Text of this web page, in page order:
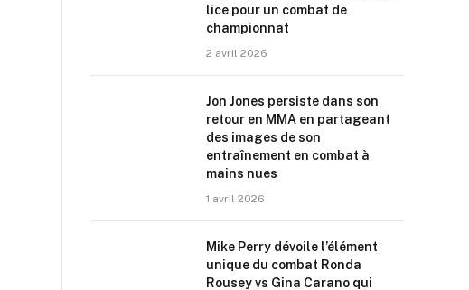
lice pour un combat de
championnat
2 avril 2026
Jon Jones persiste dans son
retour en MMA en partageant
des images de son
entraînement en combat à
mains nues
1 avril 2026
Mike Perry dévoile l’élément
unique du combat Ronda
Rousey vs Gina Carano qui